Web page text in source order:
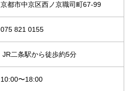
京都市中京区西ノ京職司町67-99
075 821 0155
JR二条駅から徒歩約5分
10:00〜18:00